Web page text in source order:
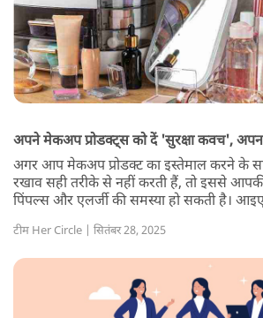
अपने मेकअप प्रोडक्ट्स को दें 'सुरक्षा कवच',
अगर आप मेकअप प्रोडक्ट का इस्तेमाल करने के
रखाव सही तरीके से नहीं करती हैं, तो इससे
पिंपल्स और एलर्जी की समस्या हो सकती है।
टीम Her Circle | सितंबर 28, 2025